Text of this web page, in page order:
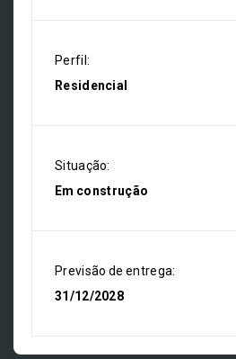
Perfil:
Residencial
Situação:
Em construção
Previsão de entrega:
31/12/2028